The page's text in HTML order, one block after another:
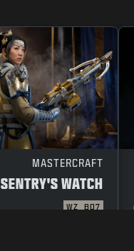
MASTERCRAFT
SENTRY'S WATCH
BO7
WZ